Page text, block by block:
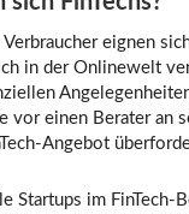
eignen
in der Onlinewelt
vor einen Berater an
Angebot
Startups im FinTech-